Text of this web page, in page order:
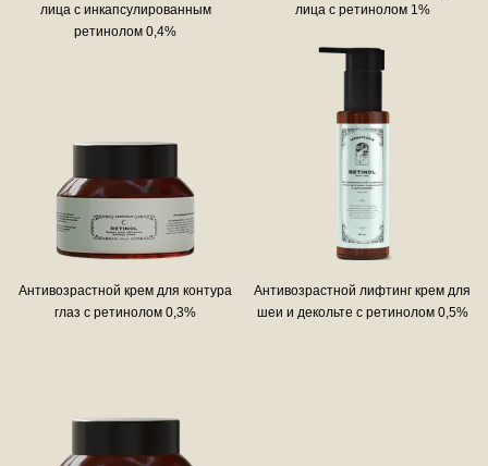
лица с инкапсулированным
ретинолом 0,4%
лица с ретинолом 1%
Антивозрастной крем для контура
глаз с ретинолом 0,3%
Антивозрастной лифтинг крем для
шеи и декольте с ретинолом 0,5%